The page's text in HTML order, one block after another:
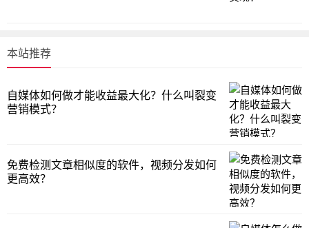
本站推荐
自媒体如何做才能收益最大化？什么叫裂变
营销模式？
免费检测文章相似度的软件，视频分发如何
更高效？